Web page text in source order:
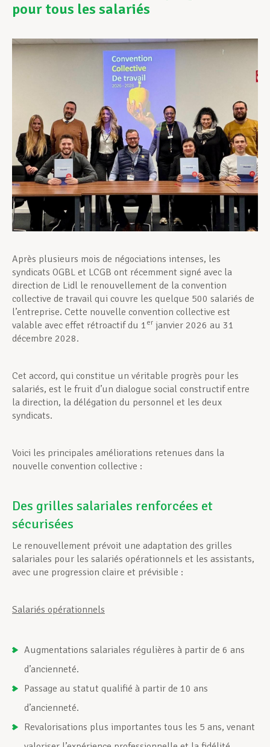
Développement professionnel
Devenir Membre
Actualités
pour tous les salariés
Après plusieurs mois de négociations intenses, les
syndicats OGBL et LCGB ont récemment signé avec la
direction de Lidl le renouvellement de la convention
collective de travail qui couvre les quelque 500 salariés de
l’entreprise. Cette nouvelle convention collective est
valable avec effet rétroactif du 1 er janvier 2026 au 31
décembre 2028.
Cet accord, qui constitue un véritable progrès pour les
salariés, est le fruit d’un dialogue social constructif entre
la direction, la délégation du personnel et les deux
syndicats.
Voici les principales améliorations retenues dans la
nouvelle convention collective :
Des grilles salariales renforcées et
sécurisées
Le renouvellement prévoit une adaptation des grilles
salariales pour les salariés opérationnels et les assistants,
avec une progression claire et prévisible :
Salariés opérationnels
Augmentations salariales régulières à partir de 6 ans
d’ancienneté.
Passage au statut qualifié à partir de 10 ans
d’ancienneté.
Revalorisations plus importantes tous les 5 ans, venant